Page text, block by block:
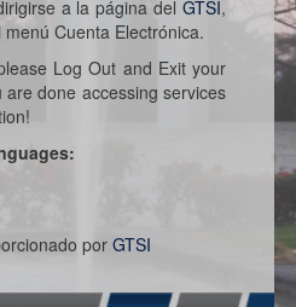
a la página delGTSI,
Cuenta Electrónica.
Log Out and Exit your
done accessing services
por GTSI